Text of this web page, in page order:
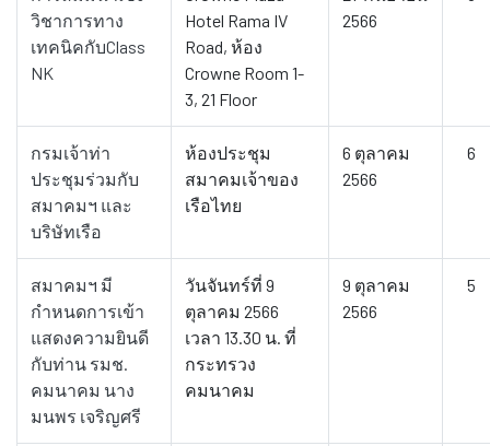
วิชาการทาง
เทคนิคกับClass
NK
Hotel Rama IV
Road, ห้อง
Crowne Room 1-
3, 21 Floor
2566
กรมเจ้าท่า
ประชุมร่วมกับ
สมาคมฯ และ
บริษัทเรือ
ห้องประชุม
สมาคมเจ้าของ
เรือไทย
6 ตุลาคม
2566
6
สมาคมฯ มี
กำหนดการเข้า
แสดงความยินดี
กับท่าน รมช.
คมนาคม นาง
มนพร เจริญศรี
วันจันทร์ที่ 9
ตุลาคม 2566
เวลา 13.30 น. ที่
กระทรวง
คมนาคม
9 ตุลาคม
2566
5